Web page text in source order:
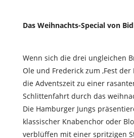
Das Weihnachts-Special von
Wenn sich die drei ungleichen
Ole und Frederick zum ‚Fest der
die Adventszeit zu einer
Schlittenfahrt durch das
Die Hamburger Jungs
klassischer Knabenchor oder
verblüffen mit einer spritzigen